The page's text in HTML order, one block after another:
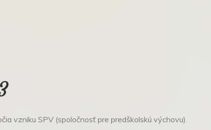
vzniku SPV (spoločnosť pre predškolskú výchovu).